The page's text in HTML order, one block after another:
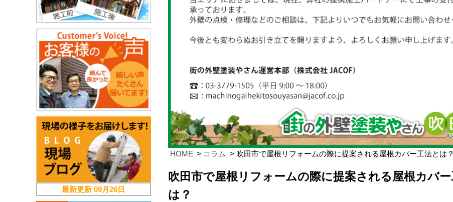
HOME コラム 吹田市で屋根リフォームの際に提案される屋根カバー工法とは？
吹田市で屋根リフォームの際に提案される屋根カバー
は？
最新更新09月26日